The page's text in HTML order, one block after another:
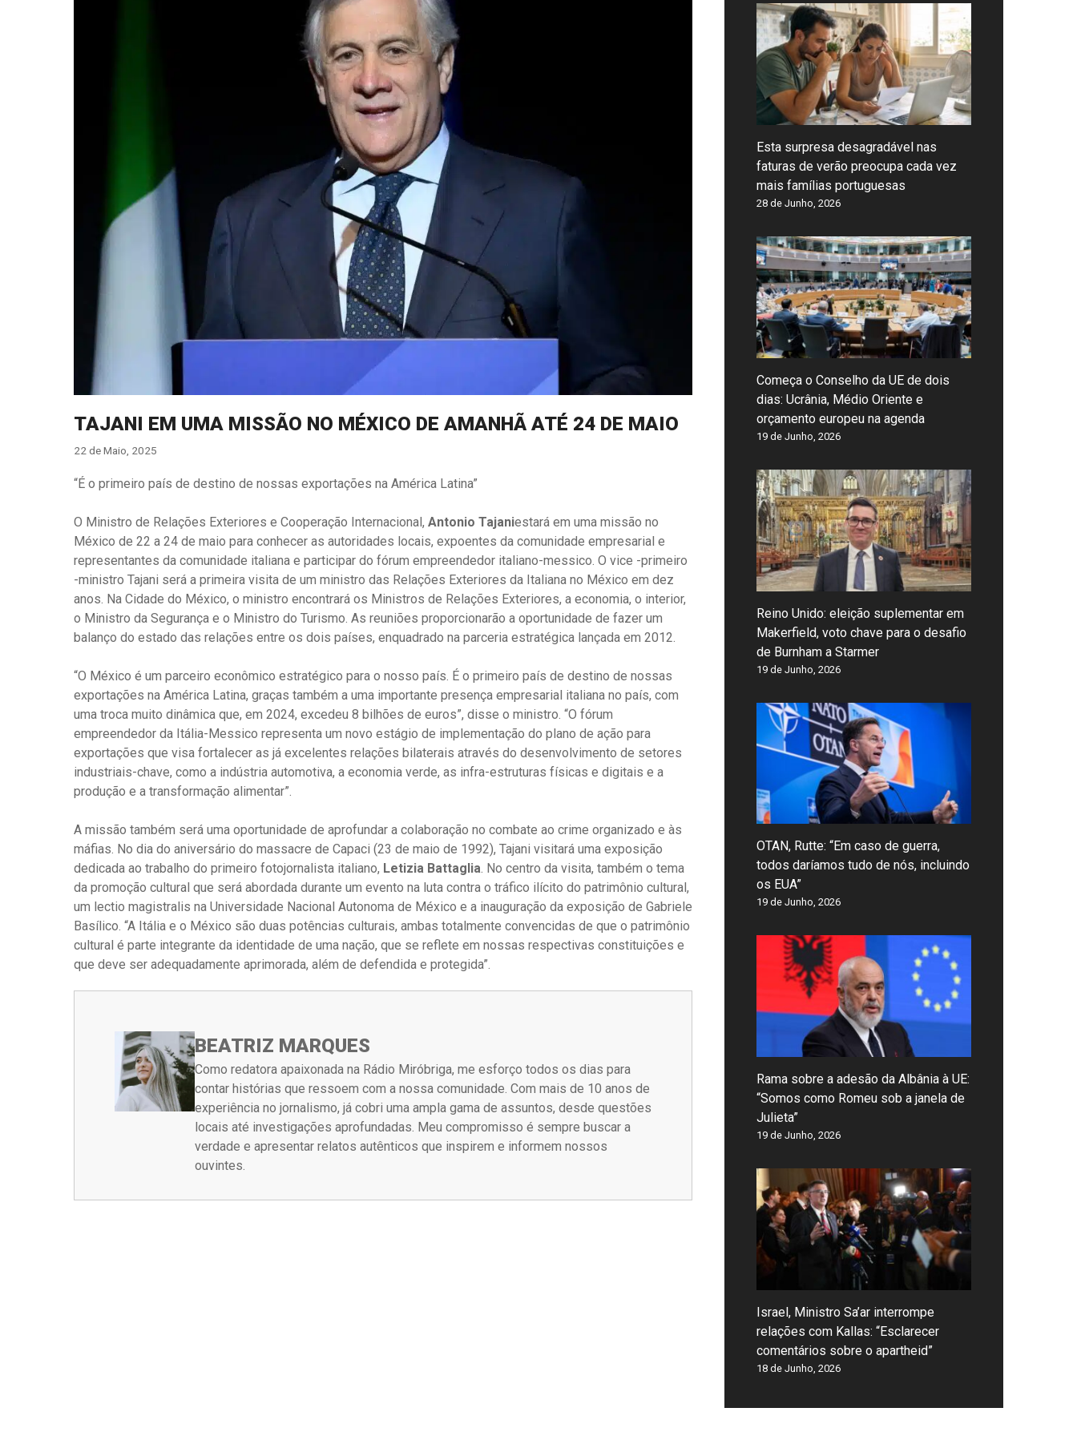
TAJANI EM UMA MISSÃO NO MÉXICO DE AMANHÃ ATÉ 24 DE MAIO
22 de Maio, 2025
“É o primeiro país de destino de nossas exportações na América Latina”
O Ministro de Relações Exteriores e Cooperação Internacional, Antonio Tajaniestará em uma missão no
México de 22 a 24 de maio para conhecer as autoridades locais, expoentes da comunidade empresarial e
representantes da comunidade italiana e participar do fórum empreendedor italiano-messico. O vice -primeiro
-ministro Tajani será a primeira visita de um ministro das Relações Exteriores da Italiana no México em dez
anos. Na Cidade do México, o ministro encontrará os Ministros de Relações Exteriores, a economia, o interior,
o Ministro da Segurança e o Ministro do Turismo. As reuniões proporcionarão a oportunidade de fazer um
balanço do estado das relações entre os dois países, enquadrado na parceria estratégica lançada em 2012.
“O México é um parceiro econômico estratégico para o nosso país. É o primeiro país de destino de nossas
exportações na América Latina, graças também a uma importante presença empresarial italiana no país, com
uma troca muito dinâmica que, em 2024, excedeu 8 bilhões de euros”, disse o ministro. “O fórum
empreendedor da Itália-Messico representa um novo estágio de implementação do plano de ação para
exportações que visa fortalecer as já excelentes relações bilaterais através do desenvolvimento de setores
industriais-chave, como a indústria automotiva, a economia verde, as infra-estruturas físicas e digitais e a
produção e a transformação alimentar”.
A missão também será uma oportunidade de aprofundar a colaboração no combate ao crime organizado e às
máfias. No dia do aniversário do massacre de Capaci (23 de maio de 1992), Tajani visitará uma exposição
dedicada ao trabalho do primeiro fotojornalista italiano, Letizia Battaglia . No centro da visita, também o tema
da promoção cultural que será abordada durante um evento na luta contra o tráfico ilícito do patrimônio cultural,
um lectio magistralis na Universidade Nacional Autonoma de México e a inauguração da exposição de Gabriele
Basílico. “A Itália e o México são duas potências culturais, ambas totalmente convencidas de que o patrimônio
cultural é parte integrante da identidade de uma nação, que se reflete em nossas respectivas constituições e
que deve ser adequadamente aprimorada, além de defendida e protegida”.
BEATRIZ MARQUES
Como redatora apaixonada na Rádio Miróbriga, me esforço todos os dias para
contar histórias que ressoem com a nossa comunidade. Com mais de 10 anos de
experiência no jornalismo, já cobri uma ampla gama de assuntos, desde questões
locais até investigações aprofundadas. Meu compromisso é sempre buscar a
verdade e apresentar relatos autênticos que inspirem e informem nossos
ouvintes.
Esta surpresa desagradável nas
faturas de verão preocupa cada vez
mais famílias portuguesas
28 de Junho, 2026
Começa o Conselho da UE de dois
dias: Ucrânia, Médio Oriente e
orçamento europeu na agenda
19 de Junho, 2026
Reino Unido: eleição suplementar em
Makerfield, voto chave para o desafio
de Burnham a Starmer
19 de Junho, 2026
OTAN, Rutte: “Em caso de guerra,
todos daríamos tudo de nós, incluindo
os EUA”
19 de Junho, 2026
Rama sobre a adesão da Albânia à UE:
“Somos como Romeu sob a janela de
Julieta”
19 de Junho, 2026
Israel, Ministro Sa’ar interrompe
relações com Kallas: “Esclarecer
comentários sobre o apartheid”
18 de Junho, 2026